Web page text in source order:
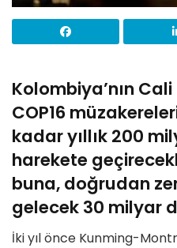
Kolombiya’nın
COP16
kadar yıllık 200
harekete
buna, doğrudan
gelecek 30 milyar
İki yıl önce Kunming-